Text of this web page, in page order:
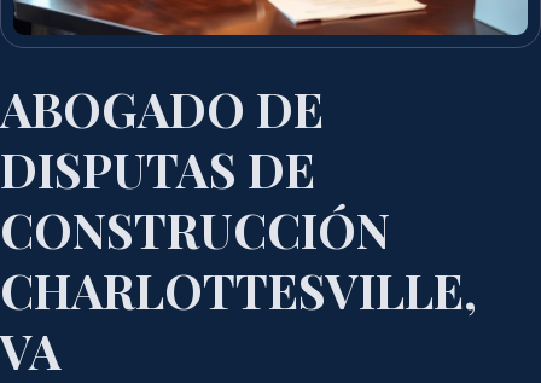
ABOGADO DE
DISPUTAS DE
CONSTRUCCIÓN
CHARLOTTESVILLE,
VA